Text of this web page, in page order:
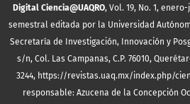
Digital Ciencia@UAQRO, Vol. 19, No. 1,
semestral editada por la Universidad
Secretaría de Investigación, Innovación y
s/n, Col. Las Campanas, C.P. 76010,
3244, https://revistas.uaq.mx/index.php/
responsable: Azucena de la Concepción